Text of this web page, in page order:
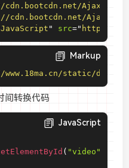
Ajax/libs/
cdn.bootcdn.net/Ajax/
" src=" https://
Markup
static/
间转换代码
JavaScript
( "video"